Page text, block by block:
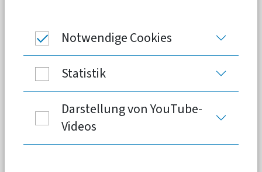
PKV-Verbands, Thomas Brahm:
Notwendige Cookies
Statistik
Darstellung von YouTube-
Videos